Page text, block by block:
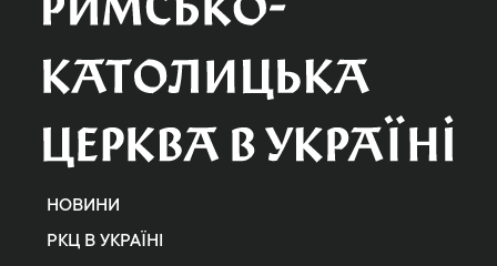
НОВИНИ
РКЦ В УКРАЇНІ